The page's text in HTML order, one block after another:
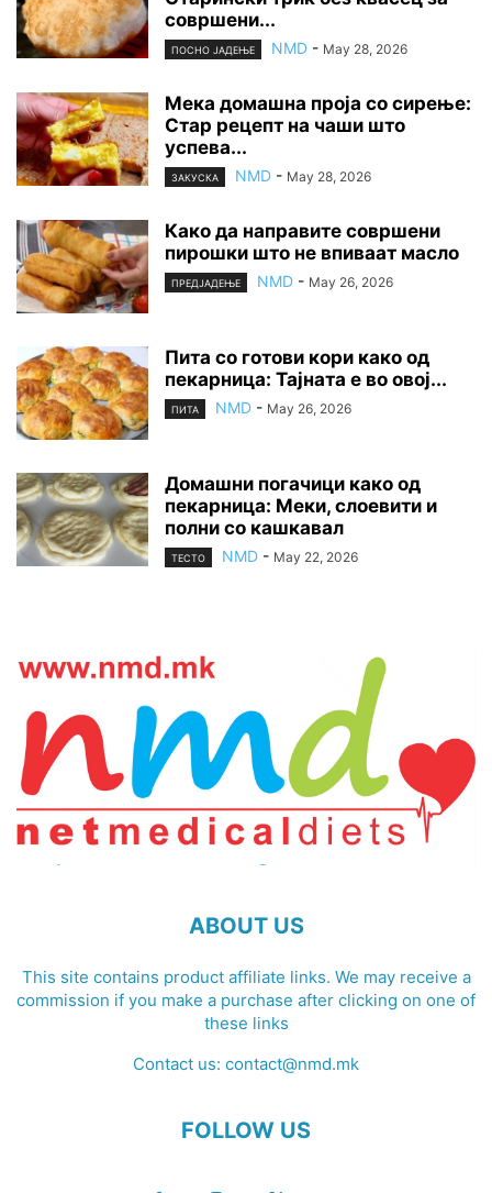
совршени...
ПОСНО ЈАДЕЊЕ NMD - May 28, 2026
Мека домашна проја со сирење:
Стар рецепт на чаши што
успева...
ЗАКУСКА NMD - May 28, 2026
Како да направите совршени
пирошки што не впиваат масло
ПРЕДЈАДЕЊЕ NMD - May 26, 2026
Пита со готови кори како од
пекарница: Тајната е во овој...
ПИТА NMD - May 26, 2026
Домашни погачици како од
пекарница: Меки, слоевити и
полни со кашкавал
ТЕСТО NMD - May 22, 2026
ABOUT US
This site contains product affiliate links. We may receive a
commission if you make a purchase after clicking on one of
these links
Contact us: contact@nmd.mk
FOLLOW US